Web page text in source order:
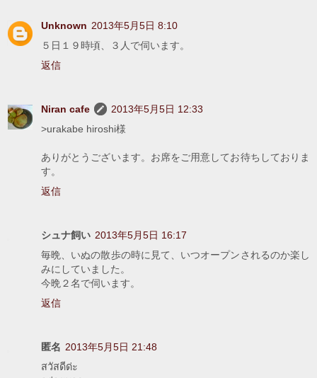
Unknown 2013年5月5日 8:10
５日１９時頃、３人で伺います。
返信
Niran cafe
2013年5月5日 12:33
>urakabe hiroshi様
ありがとうございます。お席をご用意してお待ちしておりま
す。
返信
シュナ飼い 2013年5月5日 16:17
毎晩、いぬの散歩の時に見て、いつオープンされるのか楽し
みにしていました。
今晩２名で伺います。
返信
匿名 2013年5月5日 21:48
สวัสดีด่ะ